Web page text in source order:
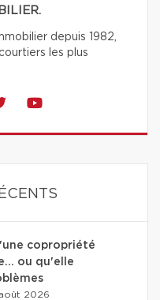
depuis 1982,
les plus
copropriété
ou qu'elle
2026